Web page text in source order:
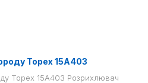
Topex 15A403
Topex 15A403 Розрихлювач